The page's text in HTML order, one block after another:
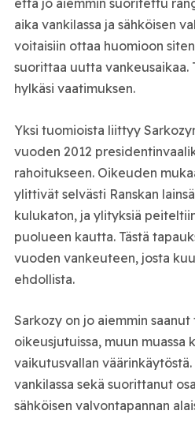
että jo aiemmin suoritettu
aika vankilassa ja sähköisen
voitaisiin ottaa huomioon
suorittaa uutta vankeusaikaa.
hylkäsi vaatimuksen.
Yksi tuomioista liittyy
vuoden 2012
rahoitukseen. Oikeuden
ylittivät selvästi Ranskan
kulukaton, ja ylityksiä
puolueen kautta. Tästä
vuoden vankeuteen, josta
ehdollista.
Sarkozy on jo aiemmin
oikeusjutuissa, muun muassa
vaikutusvallan
vankilassa sekä suorittanut
sähköisen valvontapannan